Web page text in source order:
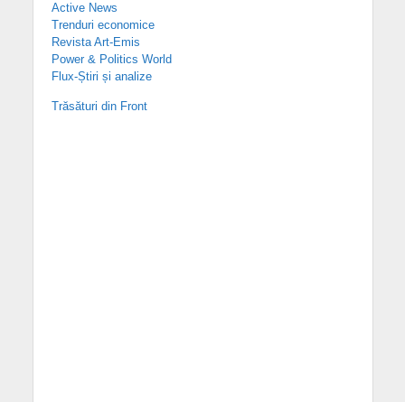
Active News
Trenduri economice
Revista Art-Emis
Power & Politics World
Flux-Știri și analize
Trăsături din Front